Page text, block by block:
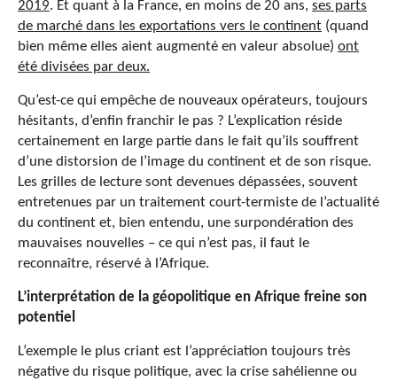
2019. Et quant à la France, en moins de 20 ans, ses parts
de marché dans les exportations vers le continent (quand
bien même elles aient augmenté en valeur absolue) ont
été divisées par deux.
Qu’est-ce qui empêche de nouveaux opérateurs, toujours
hésitants, d’enfin franchir le pas ? L’explication réside
certainement en large partie dans le fait qu’ils souffrent
d’une distorsion de l’image du continent et de son risque.
Les grilles de lecture sont devenues dépassées, souvent
entretenues par un traitement court-termiste de l’actualité
du continent et, bien entendu, une surpondération des
mauvaises nouvelles – ce qui n’est pas, il faut le
reconnaître, réservé à l’Afrique.
L’interprétation de la géopolitique en Afrique freine son
potentiel
L’exemple le plus criant est l’appréciation toujours très
négative du risque politique, avec la crise sahélienne ou